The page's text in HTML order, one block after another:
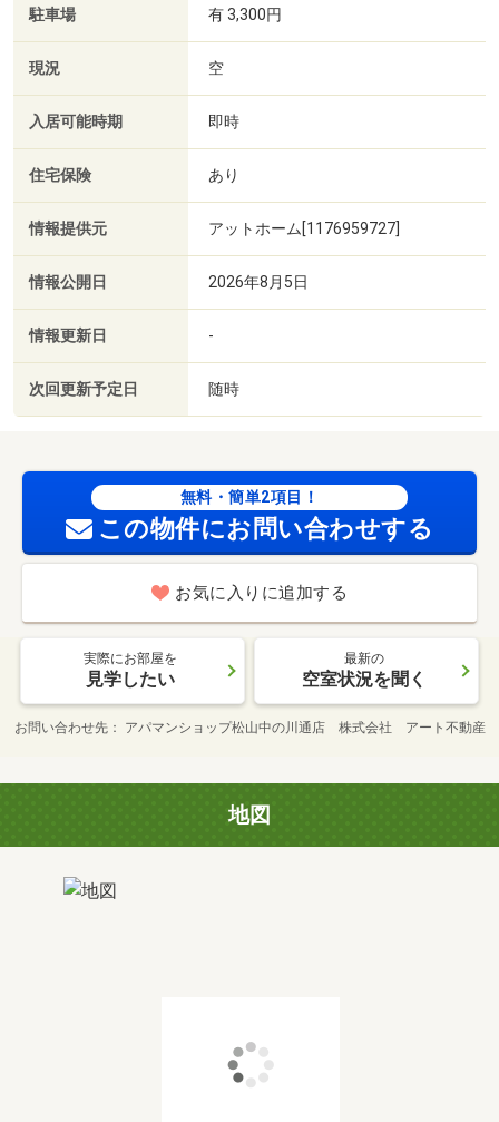
駐車場 有 3,300円
現況 空
入居可能時期 即時
住宅保険 あり
情報提供元 アットホーム[1176959727]
情報公開日 2026年8月5日
情報更新日 -
次回更新予定日 随時
無料・簡単2項目！
この物件にお問い合わせする
お気に入りに追加する
実際にお部屋を
見学したい
最新の
空室状況を聞く
お問い合わせ先 アパマンショップ松山中の川通店 株式会社 アート不動産
地図